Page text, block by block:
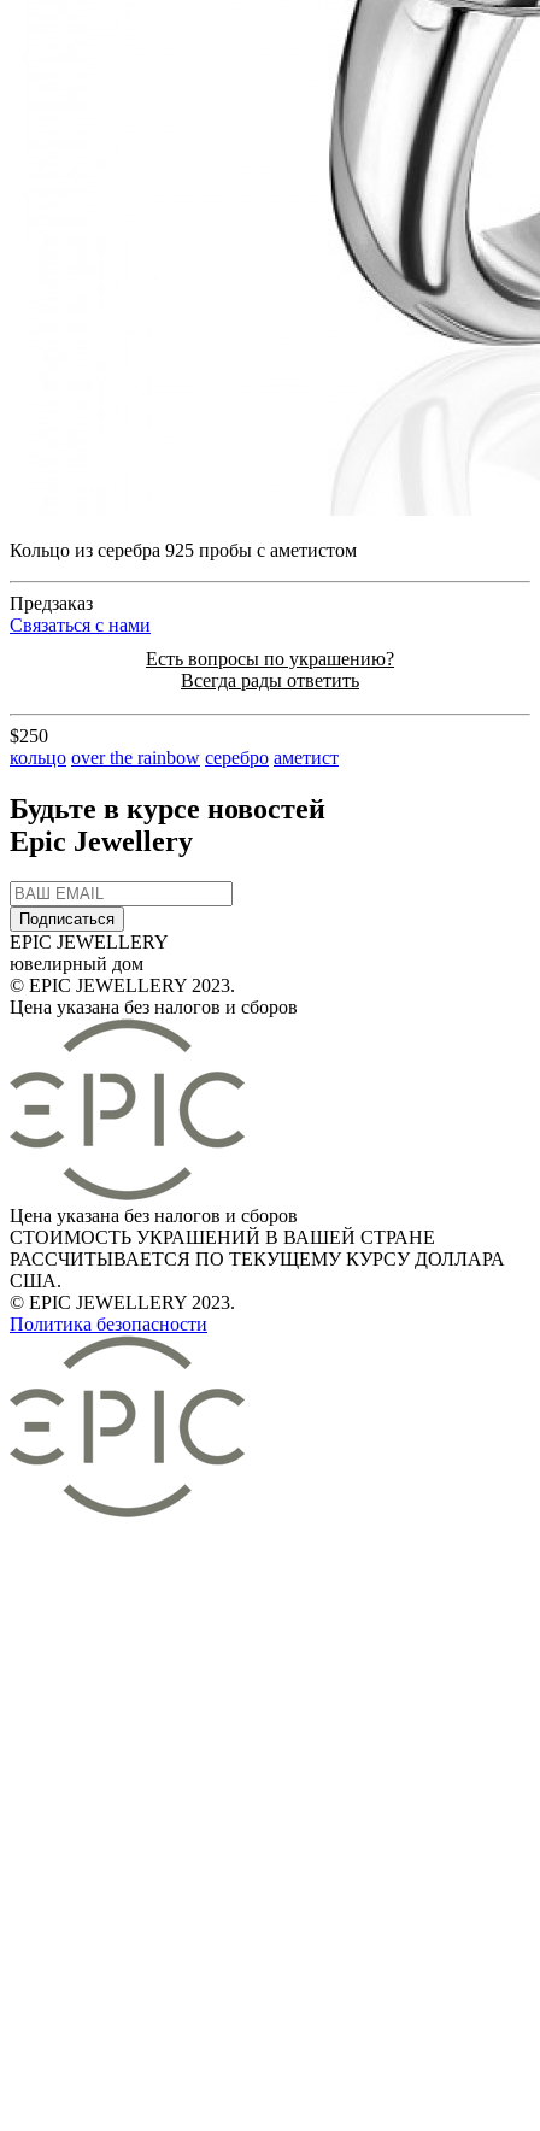
Кольцо из серебра 925 пробы с аметистом
Предзаказ
Cвязаться с нами
Есть вопросы по украшению?
Всегда рады ответить
$250
кольцо over the rainbow серебро аметист
Будьте в курсе новостей
Epic Jewellery
Подписаться
EPIC JEWELLERY
ювелирный дом
© EPIC JEWELLERY 2023.
Цена указана без налогов и сборов
Цена указана без налогов и сборов
СТОИМОСТЬ УКРАШЕНИЙ В ВАШЕЙ СТРАНЕ
РАССЧИТЫВАЕТСЯ ПО ТЕКУЩЕМУ КУРСУ ДОЛЛАРА
США.
© EPIC JEWELLERY 2023.
Политика безопасности